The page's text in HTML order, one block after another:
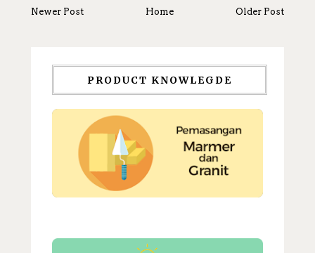
Newer Post Older Post
Home
PRODUCT KNOWLEGDE